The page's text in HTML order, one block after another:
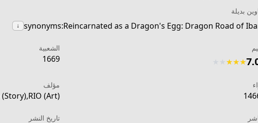
بديلة
synonyms:Reincarnated as a Dragon's Egg: Dragon Road of
↓
★
★
★
الشعبية
1669
مؤلف
(Art)
تاريخ النشر